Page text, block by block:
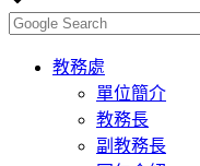
Toggle
navigation
教務處
單位簡介
教務長
副教務長